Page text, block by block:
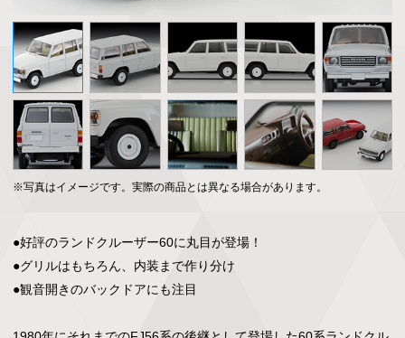
※写真はイメージです。実際の商品とは異なる場合があります。
●好評のランドクルーザー60に丸目が登場！
●グリルはもちろん、内装まで作り分け
●観音開きのバックドアにも注目